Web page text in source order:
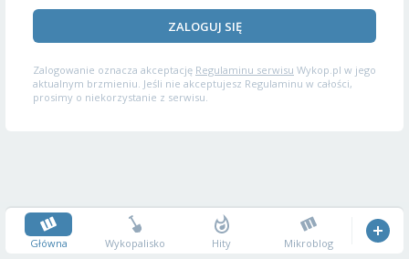
ZALOGUJ SIĘ
Zalogowanie oznacza akceptację Regulaminu serwisu Wykop.pl w jego
aktualnym brzmieniu. Jeśli nie akceptujesz Regulaminu w całości,
prosimy o niekorzystanie z serwisu.
Główna Wykopalisko Hity Mikroblog